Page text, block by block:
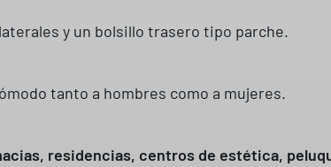
y un bolsillo trasero tipo parche.
tanto a hombres como a mujeres.
residencias, centros de estética,